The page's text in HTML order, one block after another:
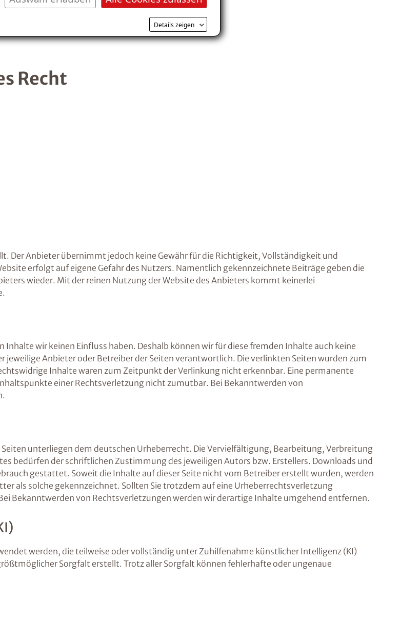
Details zeigen
Recht
Der Anbieter übernimmt jedoch keine Gewähr für die Richtigkeit, Vollständigkeit und
erfolgt auf eigene Gefahr des Nutzers. Namentlich gekennzeichnete Beiträge geben die
wieder. Mit der reinen Nutzung der Website des Anbieters kommt keinerlei
wir keinen Einfluss haben. Deshalb können wir für diese fremden Inhalte auch keine
Anbieter oder Betreiber der Seiten verantwortlich. Die verlinkten Seiten wurden zum
Inhalte waren zum Zeitpunkt der Verlinkung nicht erkennbar. Eine permanente
einer Rechtsverletzung nicht zumutbar. Bei Bekanntwerden von
unterliegen dem deutschen Urheberrecht. Die Vervielfältigung, Bearbeitung, Verbreitung
bedürfen der schriftlichen Zustimmung des jeweiligen Autors bzw. Erstellers. Downloads und
gestattet. Soweit die Inhalte auf dieser Seite nicht vom Betreiber erstellt wurden, werden
als solche gekennzeichnet. Sollten Sie trotzdem auf eine Urheberrechtsverletzung
Bekanntwerden von Rechtsverletzungen werden wir derartige Inhalte umgehend entfernen.
werden, die teilweise oder vollständig unter Zuhilfenahme künstlicher Intelligenz (KI)
Sorgfalt erstellt. Trotz aller Sorgfalt können fehlerhafte oder ungenaue